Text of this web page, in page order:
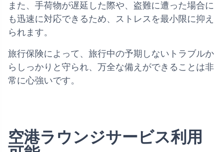
また、手荷物が遅延した際や、盗難に遭った場合に
も迅速に対応できるため、ストレスを最小限に抑え
られます。
旅行保険によって、旅行中の予期しないトラブルか
らしっかりと守られ、万全な備えができることは非
常に心強いです。
空港ラウンジサービス利用